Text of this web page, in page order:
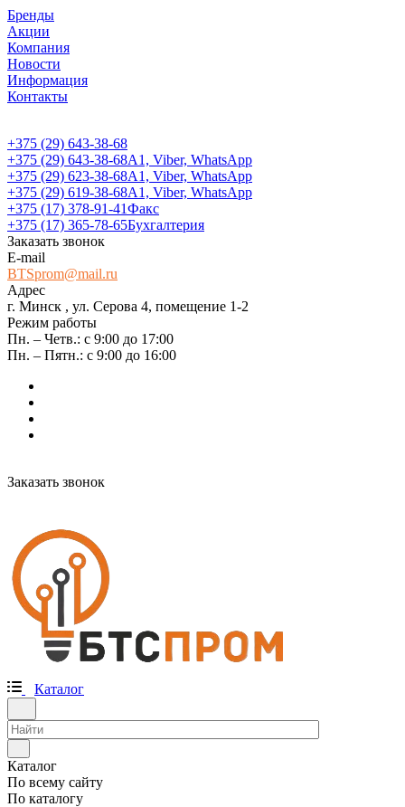
Бренды
Акции
Компания
Новости
Информация
Контакты
+375 (29) 643-38-68
+375 (29) 643-38-68А1, Viber, WhatsApp
+375 (29) 623-38-68А1, Viber, WhatsApp
+375 (29) 619-38-68А1, Viber, WhatsApp
+375 (17) 378-91-41Факс
+375 (17) 365-78-65Бухгалтерия
Заказать звонок
E-mail
BTSprom@mail.ru
Адрес
г. Минск , ул. Серова 4, помещение 1-2
Режим работы
Пн. – Четв.: с 9:00 до 17:00
Пн. – Пятн.: с 9:00 до 16:00
Заказать звонок
Каталог
Каталог
По всему сайту
По каталогу